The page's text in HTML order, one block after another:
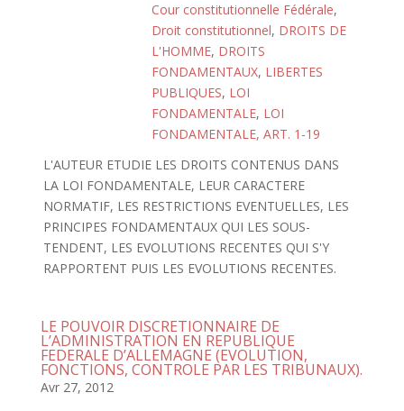
Cour constitutionnelle Fédérale,
Droit constitutionnel, DROITS DE
L'HOMME, DROITS
FONDAMENTAUX, LIBERTES
PUBLIQUES, LOI
FONDAMENTALE, LOI
FONDAMENTALE, ART. 1-19
L'AUTEUR ETUDIE LES DROITS CONTENUS DANS
LA LOI FONDAMENTALE, LEUR CARACTERE
NORMATIF, LES RESTRICTIONS EVENTUELLES, LES
PRINCIPES FONDAMENTAUX QUI LES SOUS-
TENDENT, LES EVOLUTIONS RECENTES QUI S'Y
RAPPORTENT PUIS LES EVOLUTIONS RECENTES.
LE POUVOIR DISCRETIONNAIRE DE
L’ADMINISTRATION EN REPUBLIQUE
FEDERALE D’ALLEMAGNE (EVOLUTION,
FONCTIONS, CONTROLE PAR LES TRIBUNAUX).
Avr 27, 2012